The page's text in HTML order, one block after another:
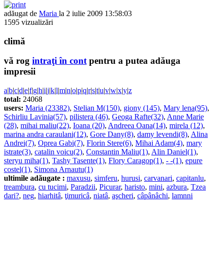
adăugat de Maria la 2 iulie 2009 13:58:03
1595 vizualizări
climă
vă rog intraţi în contpentru a putea adăuga
impresii
a|b|c|d|e|f|g|h|i|j|k|l|m|n|o|p|q|r|s|t|u|v|w|x|y|z
total: 24068
users: Maria (23382), Stelian M(150), giony (145), Mary lena(95),
Schirliu Lavinia(57), pilistera (46), Geoga Rafte(32), Anne Marie
(28), mihai maliu(22), Ioana (20), Andreea Oana(14), mirela (12),
marina andra caraulani(12), Gore Dany(8), damy levendi(8), Alina
Andrei(7), Oprea Gabi(7), Florin Stere(6), Mihai Adam(4), mary
istrate(3), catalin voicu(2), Constantin Maliu(1), Alin Daniel(1),
steryu miha(1), Tashy Tasente(1), Flory Caragop(1), - -(1), epure
costel(1), Simona Arnautu(1)
ultimile adăugate : maxusu, simferu, hurusi, carvanari, capitanlu,
treambura, cu tucimi, Paradzii, Picurar, haristo, mini, azbura, Tzea
dari?, neg, hiarhitâ, ţimuricâ, niatâ, aşcheri, câpânâchi, lamnni